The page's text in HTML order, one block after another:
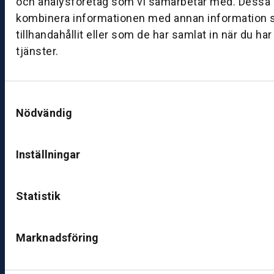
kombinera informationen med annan information
tillhandahållit eller som de har samlat in när du
tjänster.
Nödvändig
Inställningar
Statistik
Marknadsföring
7:
0
0
S
v
e
ut